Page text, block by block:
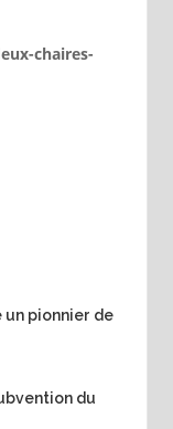
chaires-
un pionnier de
du